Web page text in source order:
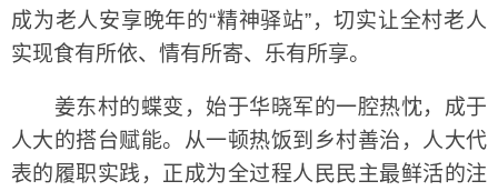
成为老人安享晚年的“精神驿站”，切实让全村老人
实现食有所依、情有所寄、乐有所享。
姜东村的蝶变，始于华晓军的一腔热忱，成于
人大的搭台赋能。从一顿热饭到乡村善治，人大代
表的履职实践，正成为全过程人民民主最鲜活的注